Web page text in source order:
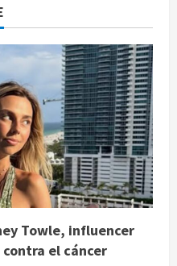
Towle, influencer
el cáncer